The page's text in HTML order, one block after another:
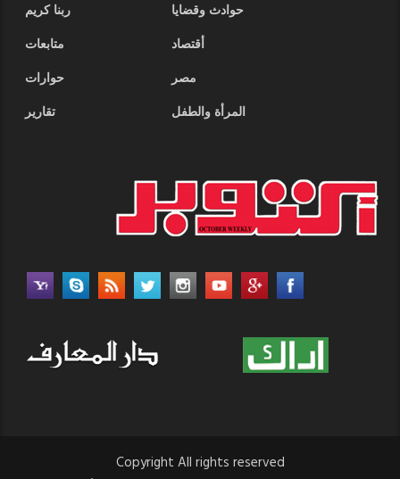
حوادث وقضايا
ربنا كريم
أقتصاد
متابعات
مصر
حوارات
المرأة والطفل
تقارير
Copyright All rights reserved